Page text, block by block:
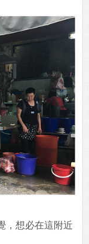
，想必在這附近